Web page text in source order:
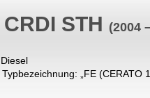
STH (2004
Diesel
„ FE (CERATO